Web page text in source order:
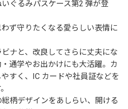
ぐるみパスケース第2 弾が登
ず守りたくなる愛らしい表情に
ナと、改良してさらに丈夫にな
通学やお出かけにも大活躍。カ
すく、IC カードや社員証などを
柄デザインをあしらい、開ける